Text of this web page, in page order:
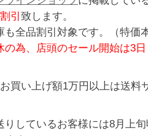
引 致します。
も全品割引対象です。（特価
為、店頭のセール開始は3
買い上げ額1万円以上は送料
りしているお客様には8月上